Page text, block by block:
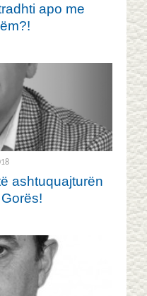
apo me
ashtuquajturën